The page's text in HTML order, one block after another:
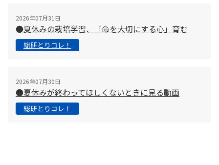
2026年07月31日
●夏休みの栽培学習、「命を大切にする心」育む
総研とりコレ！
2026年07月30日
●夏休みが終わってほしくないときに見る動画
総研とりコレ！